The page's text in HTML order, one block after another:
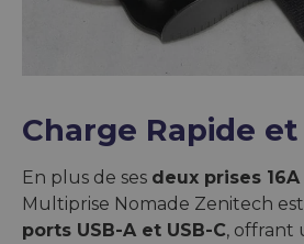
Charge Rapide
En plus de ses deux prises 16A
Multiprise Nomade Zenitech
ports USB-A et USB-C, offrant